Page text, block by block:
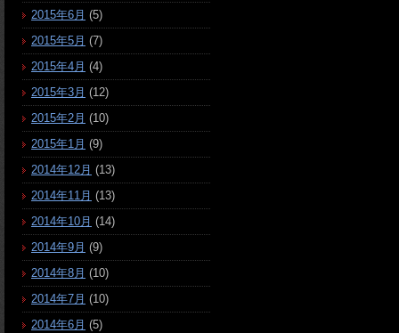
2015年6月 (5)
2015年5月 (7)
2015年4月 (4)
2015年3月 (12)
2015年2月 (10)
2015年1月 (9)
2014年12月 (13)
2014年11月 (13)
2014年10月 (14)
2014年9月 (9)
2014年8月 (10)
2014年7月 (10)
2014年6月 (5)